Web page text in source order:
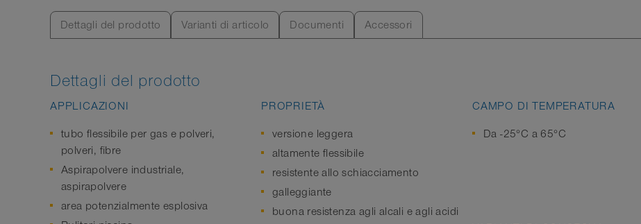
Dettagli del prodotto Varianti di articolo Documenti Accessori
Dettagli del prodotto
APPLICAZIONI
tubo flessibile per gas e polveri,
polveri, fibre
Aspirapolvere industriale,
aspirapolvere
area potenzialmente esplosiva
PROPRIETÀ
versione leggera
altamente flessibile
resistente allo schiacciamento
galleggiante
buona resistenza agli alcali e agli acidi
CAMPO DI TEMPERATURA
Da -25°C a 65°C